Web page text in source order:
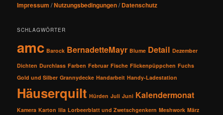
Impressum /Nutzungsbedingungen/Datenschutz
SCHLAGWÖRTER
amc Barock BernadetteMayr Blume Detail Dezember
Dichten Durchlass Farben Februar Fische Flickenpüppchen Fuchs
Gold und Silber Grannydecke Handarbeit Handy-Ladestation
Häuserquilt Hürden Juli Juni Kalendermonat
Kamera Karton lila Lorbeerblatt und Zwetschgenkern Meshwork März